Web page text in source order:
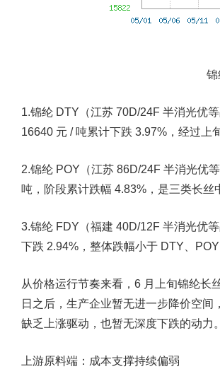
锦
1.锦纶 DTY（江苏 70D/24F 半消光优
16640 元 / 吨累计下跌 3.97%，经过
2.锦纶 POY（江苏 86D/24F 半消光优
吨，阶段累计跌幅 4.83%，是三类长
3.锦纶 FDY（福建 40D/12F 半消光优
下跌 2.94%，整体跌幅小于 DTY、
从价格运行节奏来看，6 月上旬锦纶长
日之后，生产企业暂无进一步降价空
缺乏上涨驱动，也暂无深度下跌的动力。
上游原料端：成本支撑持续偏弱